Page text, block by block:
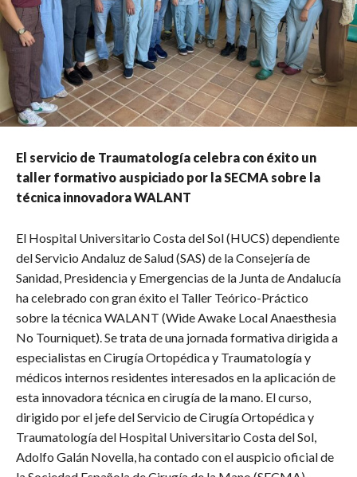
El servicio de Traumatología celebra con éxito un
taller formativo auspiciado por la SECMA sobre la
técnica innovadora WALANT
El Hospital Universitario Costa del Sol (HUCS) dependiente
del Servicio Andaluz de Salud (SAS) de la Consejería de
Sanidad, Presidencia y Emergencias de la Junta de Andalucía
ha celebrado con gran éxito el Taller Teórico-Práctico
sobre la técnica WALANT (Wide Awake Local Anaesthesia
No Tourniquet). Se trata de una jornada formativa dirigida a
especialistas en Cirugía Ortopédica y Traumatología y
médicos internos residentes interesados en la aplicación de
esta innovadora técnica en cirugía de la mano. El curso,
dirigido por el jefe del Servicio de Cirugía Ortopédica y
Traumatología del Hospital Universitario Costa del Sol,
Adolfo Galán Novella, ha contado con el auspicio oficial de